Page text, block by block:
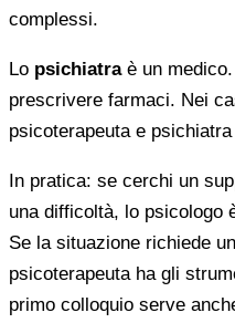
complessi.
Lo psichiatraè un
prescrivere farmaci. Nei
psicoterapeuta e
In pratica: se cerchi un
una difficoltà, lo psicologo
Se la situazione richiede
psicoterapeuta ha gli
primo colloquio serve